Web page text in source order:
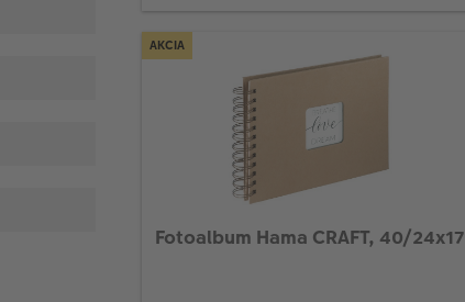
AKCIA
Fotoalbum Hama CRAFT, 40/24x17